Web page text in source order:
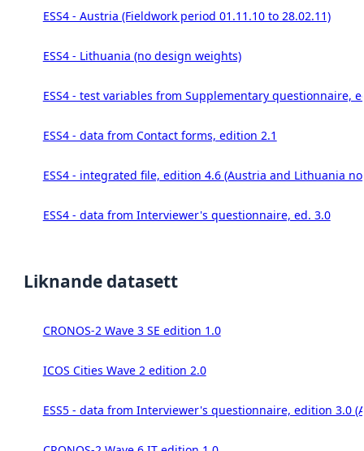
ESS4 - Austria (Fieldwork period 01.11.10 to 28.02.11)
ESS4 - Lithuania (no design weights)
ESS4 - test variables from Supplementary questionnaire,
ESS4 - data from Contact forms, edition 2.1
ESS4 - integrated file, edition 4.6 (Austria and Lithuania
ESS4 - data from Interviewer's questionnaire, ed. 3.0
Liknande datasett
CRONOS-2 Wave 3 SE edition 1.0
ICOS Cities Wave 2 edition 2.0
ESS5 - data from Interviewer's questionnaire, edition 3.0